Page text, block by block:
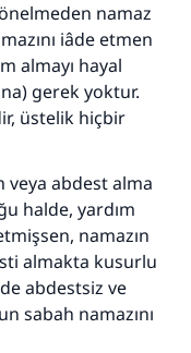
namaz
iâde etmen
almayı hayal
gerek yoktur.
üstelik hiçbir
veya abdest alma
halde, yardım
namazın
almakta kusurlu
abdestsiz ve
sabah namazını